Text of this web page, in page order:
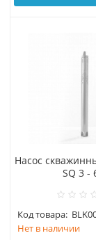
Насос
SQ 3 -
Код товара:
Нет в наличии